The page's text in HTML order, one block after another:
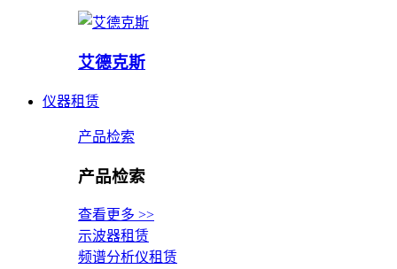
艾德克斯
仪器租赁
产品检索
产品检索
查看更多 >>
示波器租赁
频谱分析仪租赁